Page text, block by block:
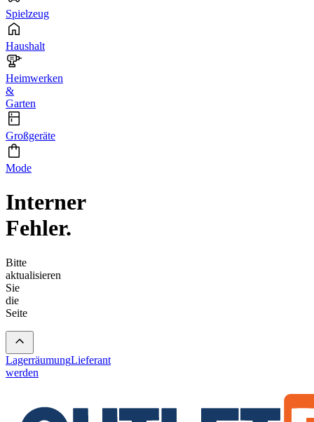
Spielzeug
Haushalt
Heimwerken
&
Garten
Großgeräte
Mode
Interner
Fehler.
Bitte
aktualisieren
Sie
die
Seite
LagerräumungLieferant
werden